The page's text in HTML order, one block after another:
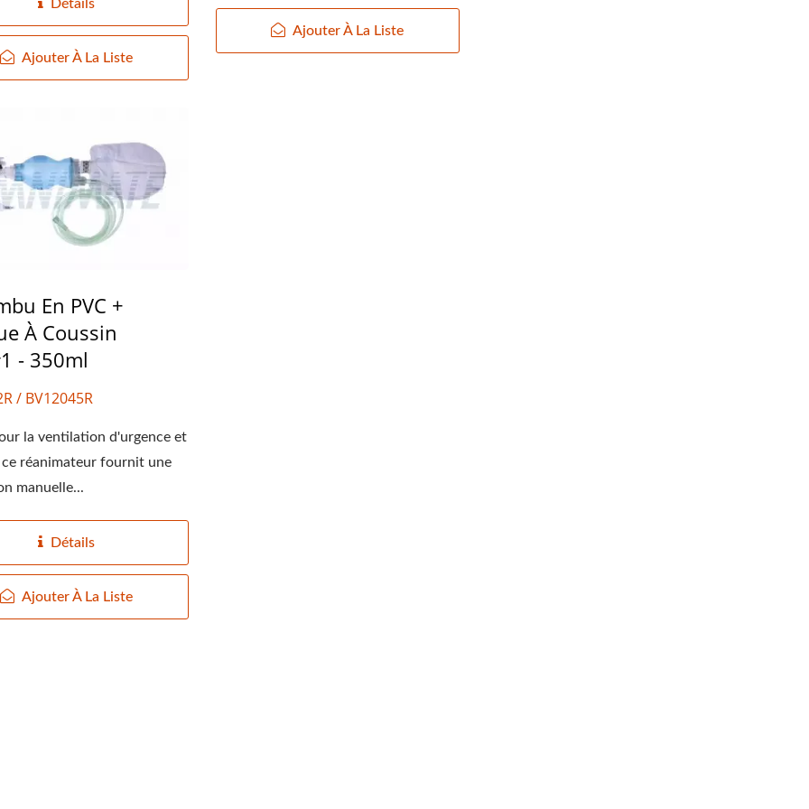
Détails
Ajouter À La Liste
Ajouter À La Liste
En PVC +
À Coussin
- 350ml
/ BV12045R
la ventilation d'urgence et
réanimateur fournit une
manuelle...
Détails
Ajouter À La Liste